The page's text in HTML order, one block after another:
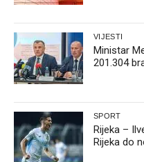
VIJESTI
Ministar
201.304
SPORT
Rijeka –
Rijeka do